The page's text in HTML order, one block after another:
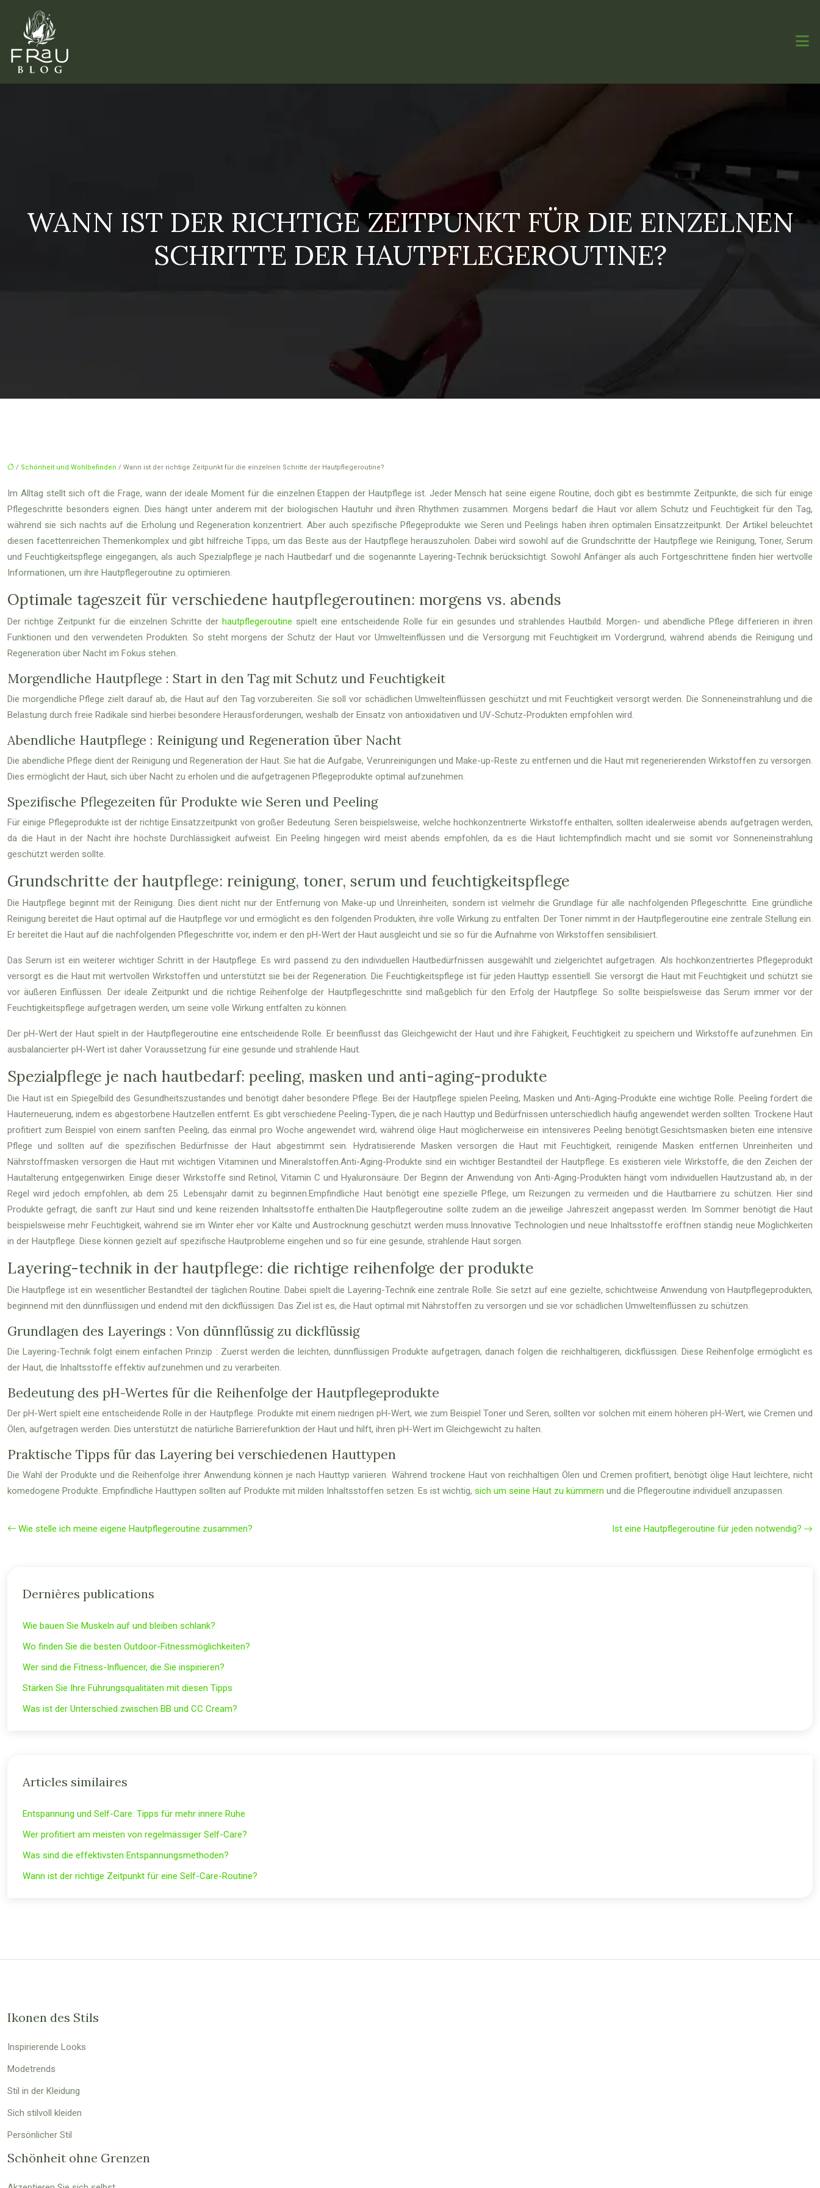
WANN IST DER RICHTIGE ZEITPUNKT FÜR DIE EINZELNEN
SCHRITTE DER HAUTPFLEGEROUTINE?
/ Schönheit und Wohlbefinden / Wann ist der richtige Zeitpunkt für die einzelnen Schritte der Hautpflegeroutine?
Im Alltag stellt sich oft die Frage, wann der ideale Moment für die einzelnen Etappen der Hautpflege ist. Jeder Mensch hat seine eigene Routine, doch gibt es bestimmte Zeitpunkte, die sich für einige
Pflegeschritte besonders eignen. Dies hängt unter anderem mit der biologischen Hautuhr und ihren Rhythmen zusammen. Morgens bedarf die Haut vor allem Schutz und Feuchtigkeit für den Tag,
während sie sich nachts auf die Erholung und Regeneration konzentriert. Aber auch spezifische Pflegeprodukte wie Seren und Peelings haben ihren optimalen Einsatzzeitpunkt. Der Artikel beleuchtet
diesen facettenreichen Themenkomplex und gibt hilfreiche Tipps, um das Beste aus der Hautpflege herauszuholen. Dabei wird sowohl auf die Grundschritte der Hautpflege wie Reinigung, Toner, Serum
und Feuchtigkeitspflege eingegangen, als auch Spezialpflege je nach Hautbedarf und die sogenannte Layering-Technik berücksichtigt. Sowohl Anfänger als auch Fortgeschrittene finden hier wertvolle
Informationen, um ihre Hautpflegeroutine zu optimieren.
Optimale tageszeit für verschiedene hautpflegeroutinen: morgens vs. abends
Der richtige Zeitpunkt für die einzelnen Schritte der hautpflegeroutine spielt eine entscheidende Rolle für ein gesundes und strahlendes Hautbild. Morgen- und abendliche Pflege differieren in ihren
Funktionen und den verwendeten Produkten. So steht morgens der Schutz der Haut vor Umwelteinflüssen und die Versorgung mit Feuchtigkeit im Vordergrund, während abends die Reinigung und
Regeneration über Nacht im Fokus stehen.
Morgendliche Hautpflege : Start in den Tag mit Schutz und Feuchtigkeit
Die morgendliche Pflege zielt darauf ab, die Haut auf den Tag vorzubereiten. Sie soll vor schädlichen Umwelteinflüssen geschützt und mit Feuchtigkeit versorgt werden. Die Sonneneinstrahlung und die
Belastung durch freie Radikale sind hierbei besondere Herausforderungen, weshalb der Einsatz von antioxidativen und UV-Schutz-Produkten empfohlen wird.
Abendliche Hautpflege : Reinigung und Regeneration über Nacht
Die abendliche Pflege dient der Reinigung und Regeneration der Haut. Sie hat die Aufgabe, Verunreinigungen und Make-up-Reste zu entfernen und die Haut mit regenerierenden Wirkstoffen zu versorgen.
Dies ermöglicht der Haut, sich über Nacht zu erholen und die aufgetragenen Pflegeprodukte optimal aufzunehmen.
Spezifische Pflegezeiten für Produkte wie Seren und Peeling
Für einige Pflegeprodukte ist der richtige Einsatzzeitpunkt von großer Bedeutung. Seren beispielsweise, welche hochkonzentrierte Wirkstoffe enthalten, sollten idealerweise abends aufgetragen werden,
da die Haut in der Nacht ihre höchste Durchlässigkeit aufweist. Ein Peeling hingegen wird meist abends empfohlen, da es die Haut lichtempfindlich macht und sie somit vor Sonneneinstrahlung
geschützt werden sollte.
Grundschritte der hautpflege: reinigung, toner, serum und feuchtigkeitspflege
Die Hautpflege beginnt mit der Reinigung. Dies dient nicht nur der Entfernung von Make-up und Unreinheiten, sondern ist vielmehr die Grundlage für alle nachfolgenden Pflegeschritte. Eine gründliche
Reinigung bereitet die Haut optimal auf die Hautpflege vor und ermöglicht es den folgenden Produkten, ihre volle Wirkung zu entfalten. Der Toner nimmt in der Hautpflegeroutine eine zentrale Stellung ein.
Er bereitet die Haut auf die nachfolgenden Pflegeschritte vor, indem er den pH-Wert der Haut ausgleicht und sie so für die Aufnahme von Wirkstoffen sensibilisiert.
Das Serum ist ein weiterer wichtiger Schritt in der Hautpflege. Es wird passend zu den individuellen Hautbedürfnissen ausgewählt und zielgerichtet aufgetragen. Als hochkonzentriertes Pflegeprodukt
versorgt es die Haut mit wertvollen Wirkstoffen und unterstützt sie bei der Regeneration. Die Feuchtigkeitspflege ist für jeden Hauttyp essentiell. Sie versorgt die Haut mit Feuchtigkeit und schützt sie
vor äußeren Einflüssen. Der ideale Zeitpunkt und die richtige Reihenfolge der Hautpflegeschritte sind maßgeblich für den Erfolg der Hautpflege. So sollte beispielsweise das Serum immer vor der
Feuchtigkeitspflege aufgetragen werden, um seine volle Wirkung entfalten zu können.
Der pH-Wert der Haut spielt in der Hautpflegeroutine eine entscheidende Rolle. Er beeinflusst das Gleichgewicht der Haut und ihre Fähigkeit, Feuchtigkeit zu speichern und Wirkstoffe aufzunehmen. Ein
ausbalancierter pH-Wert ist daher Voraussetzung für eine gesunde und strahlende Haut.
Spezialpflege je nach hautbedarf: peeling, masken und anti-aging-produkte
Die Haut ist ein Spiegelbild des Gesundheitszustandes und benötigt daher besondere Pflege. Bei der Hautpflege spielen Peeling, Masken und Anti-Aging-Produkte eine wichtige Rolle. Peeling fördert die
Hauterneuerung, indem es abgestorbene Hautzellen entfernt. Es gibt verschiedene Peeling-Typen, die je nach Hauttyp und Bedürfnissen unterschiedlich häufig angewendet werden sollten. Trockene Haut
profitiert zum Beispiel von einem sanften Peeling, das einmal pro Woche angewendet wird, während ölige Haut möglicherweise ein intensiveres Peeling benötigt.Gesichtsmasken bieten eine intensive
Pflege und sollten auf die spezifischen Bedürfnisse der Haut abgestimmt sein. Hydratisierende Masken versorgen die Haut mit Feuchtigkeit, reinigende Masken entfernen Unreinheiten und
Nährstoffmasken versorgen die Haut mit wichtigen Vitaminen und Mineralstoffen.Anti-Aging-Produkte sind ein wichtiger Bestandteil der Hautpflege. Es existieren viele Wirkstoffe, die den Zeichen der
Hautalterung entgegenwirken. Einige dieser Wirkstoffe sind Retinol, Vitamin C und Hyaluronsäure. Der Beginn der Anwendung von Anti-Aging-Produkten hängt vom individuellen Hautzustand ab, in der
Regel wird jedoch empfohlen, ab dem 25. Lebensjahr damit zu beginnen.Empfindliche Haut benötigt eine spezielle Pflege, um Reizungen zu vermeiden und die Hautbarriere zu schützen. Hier sind
Produkte gefragt, die sanft zur Haut sind und keine reizenden Inhaltsstoffe enthalten.Die Hautpflegeroutine sollte zudem an die jeweilige Jahreszeit angepasst werden. Im Sommer benötigt die Haut
beispielsweise mehr Feuchtigkeit, während sie im Winter eher vor Kälte und Austrocknung geschützt werden muss.Innovative Technologien und neue Inhaltsstoffe eröffnen ständig neue Möglichkeiten
in der Hautpflege. Diese können gezielt auf spezifische Hautprobleme eingehen und so für eine gesunde, strahlende Haut sorgen.
Layering-technik in der hautpflege: die richtige reihenfolge der produkte
Die Hautpflege ist ein wesentlicher Bestandteil der täglichen Routine. Dabei spielt die Layering-Technik eine zentrale Rolle. Sie setzt auf eine gezielte, schichtweise Anwendung von Hautpflegeprodukten,
beginnend mit den dünnflüssigen und endend mit den dickflüssigen. Das Ziel ist es, die Haut optimal mit Nährstoffen zu versorgen und sie vor schädlichen Umwelteinflüssen zu schützen.
Grundlagen des Layerings : Von dünnflüssig zu dickflüssig
Die Layering-Technik folgt einem einfachen Prinzip : Zuerst werden die leichten, dünnflüssigen Produkte aufgetragen, danach folgen die reichhaltigeren, dickflüssigen. Diese Reihenfolge ermöglicht es
der Haut, die Inhaltsstoffe effektiv aufzunehmen und zu verarbeiten.
Bedeutung des pH-Wertes für die Reihenfolge der Hautpflegeprodukte
Der pH-Wert spielt eine entscheidende Rolle in der Hautpflege. Produkte mit einem niedrigen pH-Wert, wie zum Beispiel Toner und Seren, sollten vor solchen mit einem höheren pH-Wert, wie Cremen und
Ölen, aufgetragen werden. Dies unterstützt die natürliche Barrierefunktion der Haut und hilft, ihren pH-Wert im Gleichgewicht zu halten.
Praktische Tipps für das Layering bei verschiedenen Hauttypen
Die Wahl der Produkte und die Reihenfolge ihrer Anwendung können je nach Hauttyp variieren. Während trockene Haut von reichhaltigen Ölen und Cremen profitiert, benötigt ölige Haut leichtere, nicht
komedogene Produkte. Empfindliche Hauttypen sollten auf Produkte mit milden Inhaltsstoffen setzen. Es ist wichtig, sich um seine Haut zu kümmern und die Pflegeroutine individuell anzupassen.
Wie stelle ich meine eigene Hautpflegeroutine zusammen? Ist eine Hautpflegeroutine für jeden notwendig?
Dernières publications
Wie bauen Sie Muskeln auf und bleiben schlank?
Wo finden Sie die besten Outdoor-Fitnessmöglichkeiten?
Wer sind die Fitness-Influencer, die Sie inspirieren?
Stärken Sie Ihre Führungsqualitäten mit diesen Tipps
Was ist der Unterschied zwischen BB und CC Cream?
Articles similaires
Entspannung und Self-Care: Tipps für mehr innere Ruhe
Wer profitiert am meisten von regelmässiger Self-Care?
Was sind die effektivsten Entspannungsmethoden?
Wann ist der richtige Zeitpunkt für eine Self-Care-Routine?
Ikonen des Stils
Inspirierende Looks
Modetrends
Stil in der Kleidung
Sich stilvoll kleiden
Persönlicher Stil
Schönheit ohne Grenzen